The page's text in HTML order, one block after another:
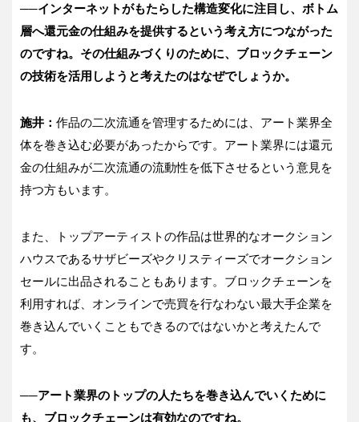
──インターネットがもたらした構造変化に注目し、ボトム
層へ還元金の仕組みを提供するという考え方につながった
のですね。その仕組みづくりのために、ブロックチェーン
の技術を活用しようと考えたのはなぜでしょうか。
施井： 作品の二次流通を管理するためには、アート業界全
体を巻き込む必要があったからです。アート業界には還元
金の仕組みが二次流通の流動性を低下させるという意見を
持つ方もいます。
また、トップアーティストの作品は世界的なオークション
ハウスであるサザビーズやクリスティーズでオークション
セールに出品されることもあります。ブロックチェーンを
利用すれば、オンラインで売買を行なわない最大手企業を
巻き込んでいくこともできるのではないかと考えたんで
す。
──アート業界のトップの人たちを巻き込んでいくために
も、ブロックチェーンは有効なのですね。